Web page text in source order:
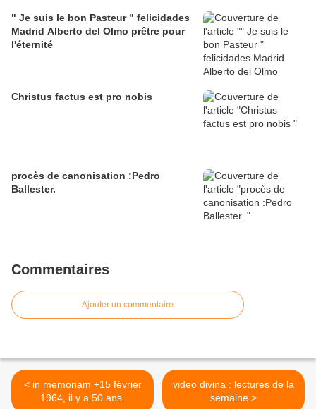
" Je suis le bon Pasteur " felicidades
Madrid Alberto del Olmo prêtre pour
l'éternité
Christus factus est pro nobis
procès de canonisation :Pedro
Ballester.
Commentaires
Ajouter un commentaire
< in memoriam +15 février
1964, il y a 50 ans.
video divina : lectures de la
semaine >